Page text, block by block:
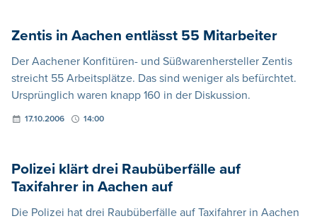
Zentis in Aachen entlässt 55 Mitarbeiter
Der Aachener Konfitüren- und Süßwarenhersteller Zentis
streicht 55 Arbeitsplätze. Das sind weniger als befürchtet.
Ursprünglich waren knapp 160 in der Diskussion.
17.10.2006 14:00
Polizei klärt drei Raubüberfälle auf
Taxifahrer in Aachen auf
Die Polizei hat drei Raubüberfälle auf Taxifahrer in Aachen